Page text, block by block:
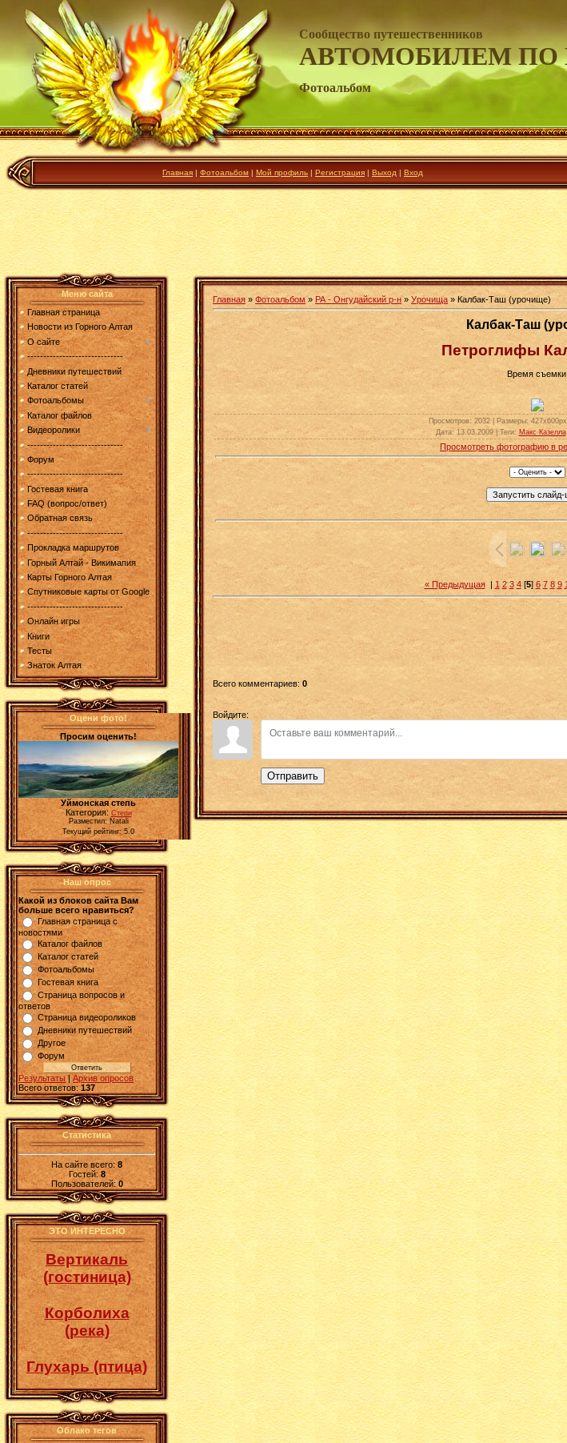
Сообщество путешественников
АВТОМОБИЛЕМ
Фотоальбом
Главная | Фотоальбом | Мой профиль | Регистрация | Выход | Вход
Меню сайта
Главная страница
Новости из Горного Алтая
О сайте
------------------------------
Дневники путешествий
Каталог статей
Фотоальбомы
Каталог файлов
Видеоролики
------------------------------
Форум
------------------------------
Гостевая книга
FAQ (вопрос/ответ)
Обратная связь
------------------------------
Прокладка маршрутов
Горный Алтай - Викимапия
Карты Горного Алтая
Спутниковые карты от Google
------------------------------
Онлайн игры
Книги
Тесты
Знаток Алтая
Оцени фото!
Просим оценить!
Уймонская степь
Категория: Степи
Разместил: Natali
Текущий рейтинг: 5.0
Наш опрос
Какой из блоков сайта Вам
больше всего нравиться?
Главная страница с
новостями
Каталог файлов
Каталог статей
Фотоальбомы
Гостевая книга
Страница вопросов и
ответов
Страница видеороликов
Дневники путешествий
Другое
Форум
Результаты|Архив опросов
Всего ответов: 137
Статистика
На сайте всего:8
Гостей:8
Пользователей: 0
ЭТО ИНТЕРЕСНО
Вертикаль
(гостиница)
Корболиха
(река)
Глухарь (птица)
Облако тегов
Главная » Фотоальбом» РА - Онгудайский р-н » Урочища » Калбак-Таш (урочище)
Калбак-Таш
Петроглифы
Время съемки:
Просмотров: 2032 | Размеры:
Дата: 13.03.2009 | Теги: Макс Казелла
Просмотреть фотографию в
« Предыдущая| 1 2 3 4[5] 6 7 8 9
Всего комментариев: 0
Войдите:
Отправить